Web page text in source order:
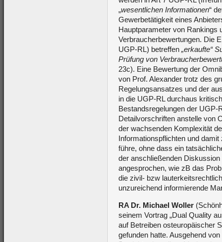
„wesentlichen Informationen“
Gewerbetätigkeit eines
Hauptparameter von Rankings
Verbraucherbewertungen. Die
UGP-RL) betreffen „erkaufte“
Prüfung von
23c). Eine Bewertung der
von Prof. Alexander trotz des
Regelungsansatzes und der
in die UGP-RL durchaus
Bestandsregelungen der UGP-
Detailvorschriften anstelle von
der wachsenden Komplexität
Informationspflichten und
führe, ohne dass ein
der anschließenden
angesprochen, wie zB das
die zivil- bzw
unzureichend informierende
RA Dr. Michael Woller
seinem Vortrag „Dual Quality
auf Betreiben osteuropäischer
gefunden hatte. Ausgehend